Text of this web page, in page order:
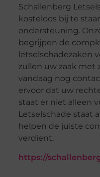
Schallenberg
kosteloos bij te
ondersteuning.
begrijpen de
letselschadezaken
zullen uw zaak met
vandaag nog
ervoor dat uw
staat er niet alleen
Letselschade staat
helpen de juiste
verdient.
https://